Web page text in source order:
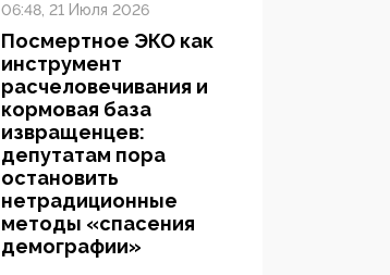
06:48, 21 Июля 2026
Посмертное ЭКО как
инструмент
расчеловечивания и
кормовая база
извращенцев:
депутатам пора
остановить
нетрадиционные
методы «спасения
демографии»